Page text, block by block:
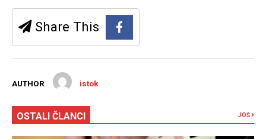
Share This
AUTHOR istok
OSTALI ČLANCI JOŠ